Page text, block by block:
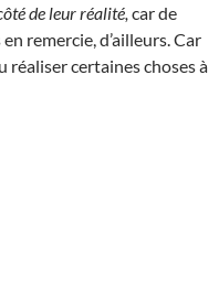
de leur réalité, car de
remercie, d’ailleurs. Car
réaliser certaines choses à